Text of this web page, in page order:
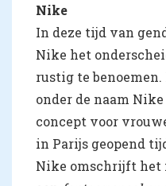
Nike
In deze tijd van
Nike het
rustig te
onder de naam
concept voor
in Parijs geopend
Nike omschrijft het